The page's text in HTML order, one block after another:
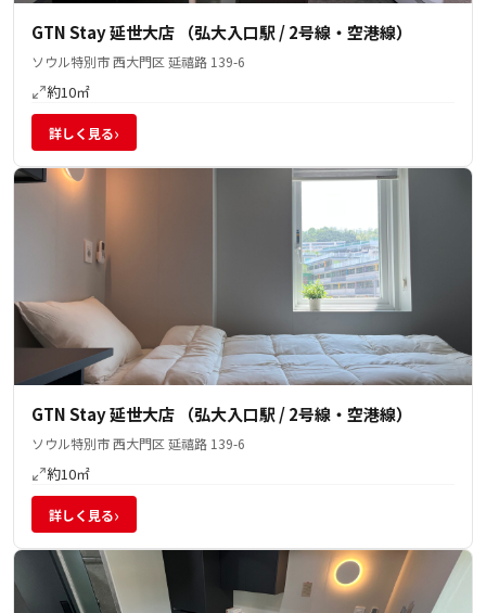
GTN Stay 延世大店 （弘大入口駅 / 2号線・空港線）
ソウル特別市 西大門区 延禧路 139-6
約10㎡
詳しく見る›
GTN Stay 延世大店 （弘大入口駅 / 2号線・空港線）
ソウル特別市 西大門区 延禧路 139-6
約10㎡
詳しく見る›